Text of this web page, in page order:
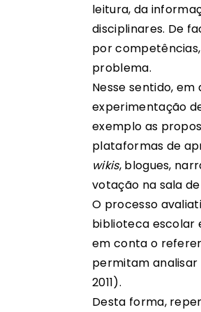
leitura, da
disciplinares. De
por
problema.
Nesse sentido,
experimentação
exemplo as
plataformas de
wikis, blogues,
votação na sala
O processo
biblioteca escolar
em conta o
permitam analisar
2011).
Desta forma,